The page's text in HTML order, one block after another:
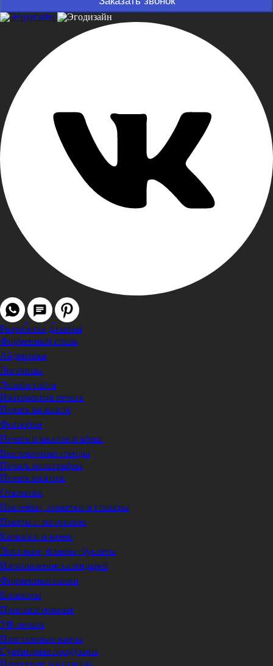
Разработка дизайна
Фирменный стиль
Айдентика
Логотипы
Дизайн сайта
Интерьерная печать
Печать на холсте
Фотообои
Печать плакатов и афиш
Выставочные стенды
Печать полиграфии
Печать визиток
Открытки
Наклейки, этикетки и стикеры
Пакеты с логотипом
Каталоги и меню
Листовки, флаеры, буклеты
Изготовление календарей
Фирменные папки
Блокноты
Пригласительные
УФ-печать
Пластиковые карты
Сувенирная продукция
Нанесение логотипов